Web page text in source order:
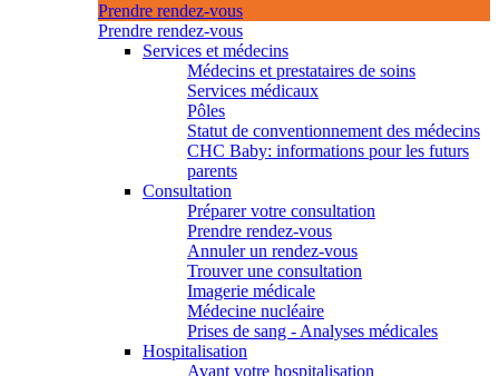
Prendre rendez-vous
Prendre rendez-vous
Services et médecins
Médecins et prestataires de soins
Services médicaux
Pôles
Statut de conventionnement des médecins
CHC Baby: informations pour les futurs
parents
Consultation
Préparer votre consultation
Prendre rendez-vous
Annuler un rendez-vous
Trouver une consultation
Imagerie médicale
Médecine nucléaire
Prises de sang - Analyses médicales
Hospitalisation
Avant votre hospitalisation